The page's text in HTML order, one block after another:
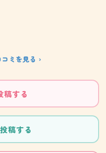
コミを見る ›
稿する
稿する